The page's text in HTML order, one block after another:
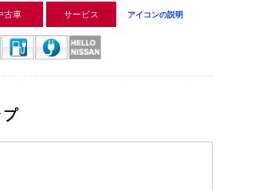
古車 サービス アイコンの説明
プ